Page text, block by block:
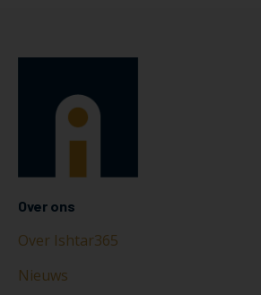
Over ons
Over Ishtar365
Nieuws